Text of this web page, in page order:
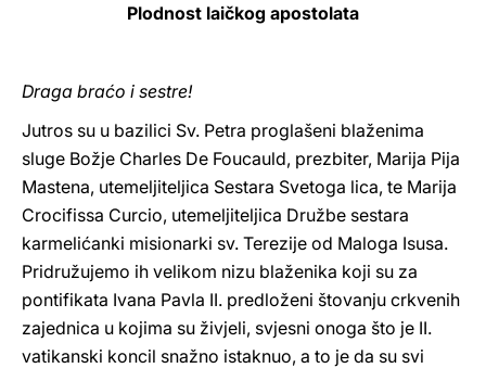
Plodnost laičkog apostolata
Draga braćo i sestre!
Jutros su u bazilici Sv. Petra proglašeni blaženima
sluge Božje Charles De Foucauld, prezbiter, Marija Pija
Mastena, utemeljiteljica Sestara Svetoga lica, te Marija
Crocifissa Curcio, utemeljiteljica Družbe sestara
karmelićanki misionarki sv. Terezije od Maloga Isusa.
Pridružujemo ih velikom nizu blaženika koji su za
pontifikata Ivana Pavla II. predloženi štovanju crkvenih
zajednica u kojima su živjeli, svjesni onoga što je II.
vatikanski koncil snažno istaknuo, a to je da su svi